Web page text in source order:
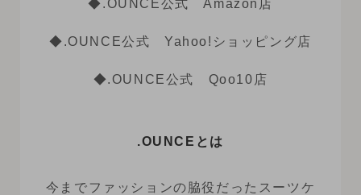
◆.OUNCE公式 Amazon店
◆.OUNCE公式 Yahoo!ショッピング店
◆.OUNCE公式 Qoo10店
.OUNCEとは
今までファッションの脇役だったスーツケ